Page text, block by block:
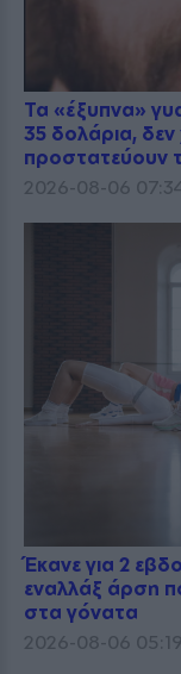
Τα «έξυπνα»
35 δολάρια, δεν
προστατεύουν
2026-08-06
Έκανε για 2
εναλλάξ άρση
στα γόνατα
2026-08-06